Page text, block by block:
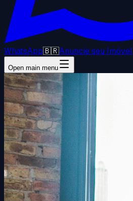
WhatsApp🇧🇷Anuncie seu Imóvel
Open main menu